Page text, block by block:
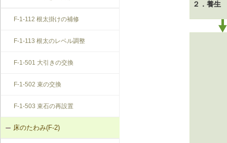
F-1-112 根太掛けの補修
F-1-113 根太のレベル調整
F-1-501 大引きの交換
F-1-502 束の交換
F-1-503 束石の再設置
床のたわみ(F-2)
２．養生